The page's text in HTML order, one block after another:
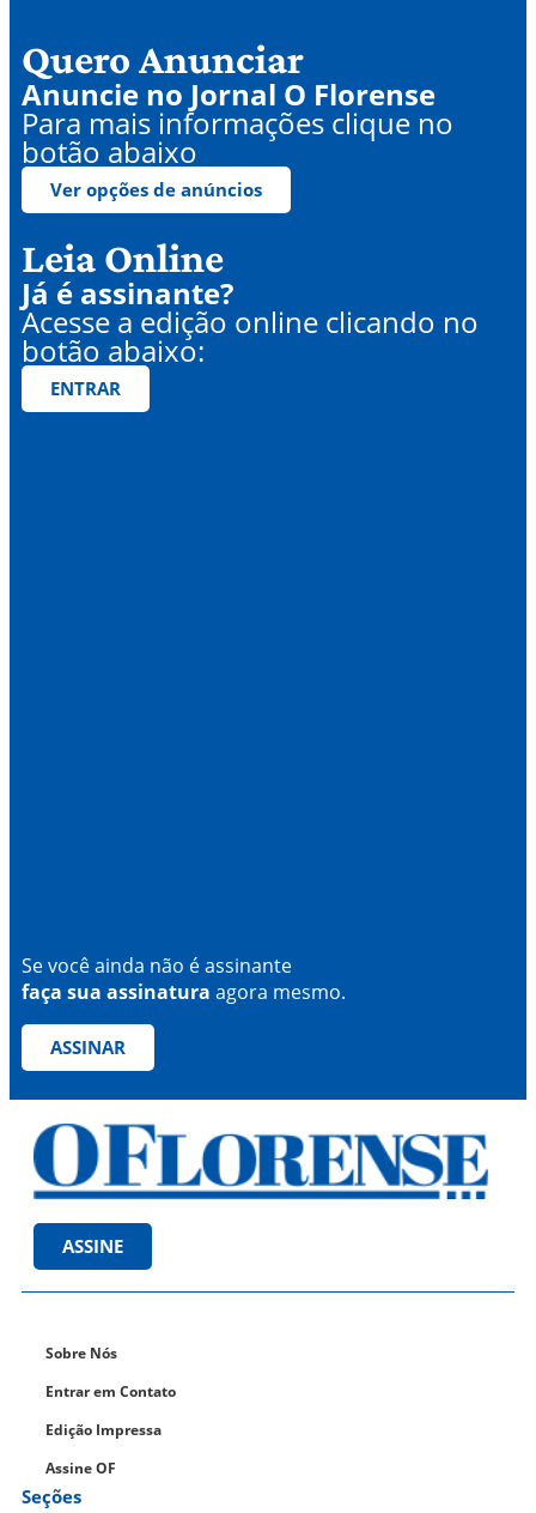
Quero Anunciar
Anuncie no Jornal O Florense
Para mais informações clique no
botão abaixo
Ver opções de anúncios
Leia Online
Já é assinante?
Acesse a edição online clicando no
botão abaixo:
ENTRAR
Se você ainda não é assinante
faça sua assinatura agora mesmo.
ASSINAR
ASSINE
Sobre Nós
Entrar em Contato
Edição Impressa
Assine OF
Seções